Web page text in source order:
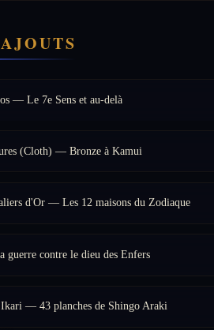
— Le 7e Sens et au-delà
(Cloth) — Bronze à Kamui
d'Or — Les 12 maisons du Zodiaque
guerre contre le dieu des Enfers
— 43 planches de Shingo Araki